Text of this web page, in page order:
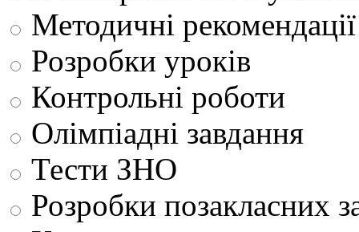
Методичні рекомендації
Розробки уроків
Контрольні роботи
Олімпіадні завдання
Тести ЗНО
Розробки позакласних